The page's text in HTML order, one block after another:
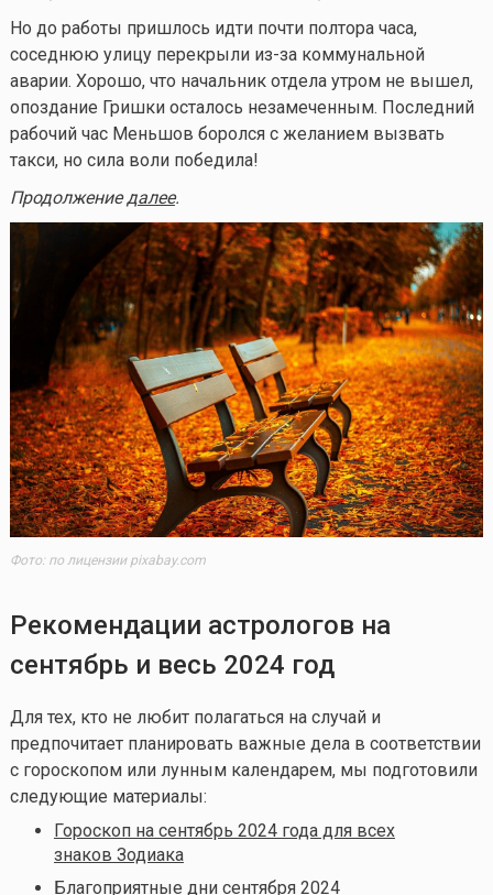
Но до работы пришлось идти почти полтора часа,
соседнюю улицу перекрыли из-за коммунальной
аварии. Хорошо, что начальник отдела утром не вышел,
опоздание Гришки осталось незамеченным. Последний
рабочий час Меньшов боролся с желанием вызвать
такси, но сила воли победила!
Продолжениедалее.
Фото: по лицензии pixabay.com
Рекомендации астрологов на
сентябрь и весь 2024 год
Для тех, кто не любит полагаться на случай и
предпочитает планировать важные дела в соответствии
с гороскопом или лунным календарем, мы подготовили
следующие материалы:
Гороскоп на сентябрь 2024 года для всех
знаков Зодиака
Благоприятные дни сентября 2024